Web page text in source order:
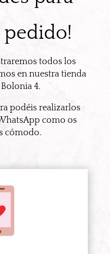
todos los
en nuestra tienda
4.
podéis realizarlos
como os
cómodo.